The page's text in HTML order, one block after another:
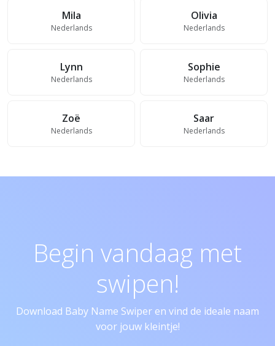
Mila
Nederlands
Olivia
Nederlands
Lynn
Nederlands
Sophie
Nederlands
Zoë
Nederlands
Saar
Nederlands
Begin vandaag met
swipen!
Download Baby Name Swiper en vind de ideale naam
voor jouw kleintje!